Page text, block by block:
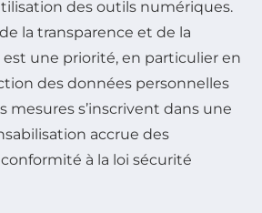
des outils numériques.
la transparence et de la
une priorité, en particulier en
des données personnelles
mesures s’inscrivent dans une
accrue des
à la loi sécurité